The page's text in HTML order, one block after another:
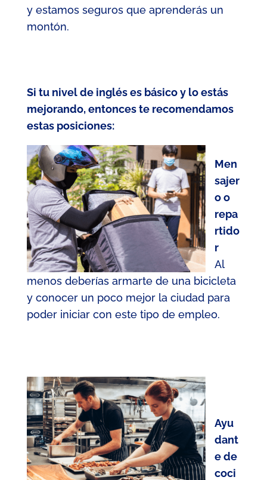
y estamos seguros queaprenderás un
montón.
Si tu nivel de inglés es básico y lo estás
mejorando, entonces te recomendamos
estas posiciones:
Men
sajer
o o
repa
rtido
r
Al
menos deberías armarte de una bicicleta
y conocer un poco mejor la ciudad para
poder iniciar con este tipo de empleo.
Ayu
dant
e de
coci